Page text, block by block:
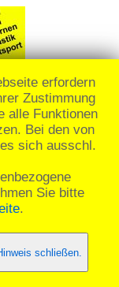
erfordern
Zustimmung
alle Funktionen
Bei den von
sich ausschl.
Sie bitte
.
schließen.